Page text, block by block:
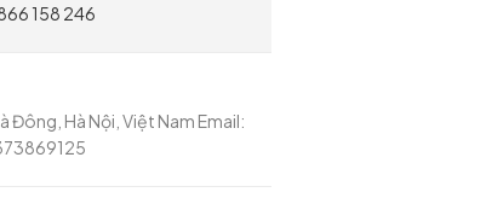
158 246
Đông, Hà Nội, Việt Nam Email: